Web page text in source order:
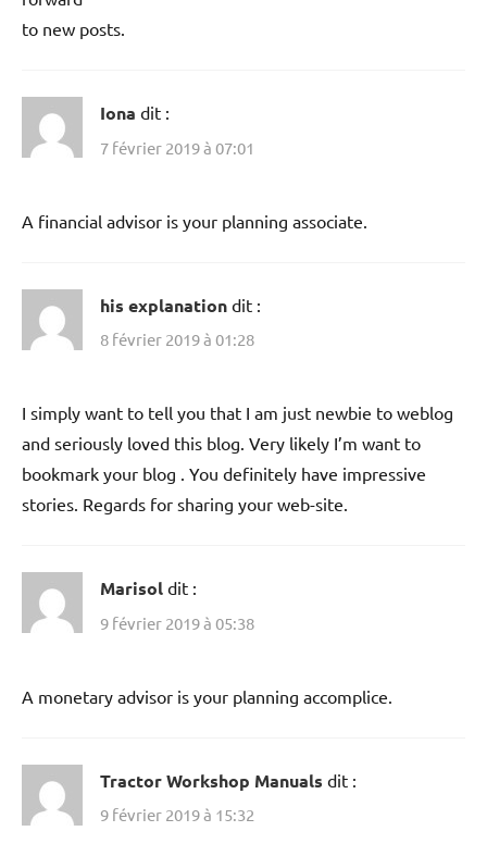
to new posts.
Iona dit :
7 février 2019 à 07:01
A financial advisor is your planning associate.
his explanation dit :
8 février 2019 à 01:28
I simply want to tell you that I am just newbie to weblog
and seriously loved this blog. Very likely I’m want to
bookmark your blog . You definitely have impressive
stories. Regards for sharing your web-site.
Marisol dit :
9 février 2019 à 05:38
A monetary advisor is your planning accomplice.
Tractor Workshop Manuals dit :
9 février 2019 à 15:32